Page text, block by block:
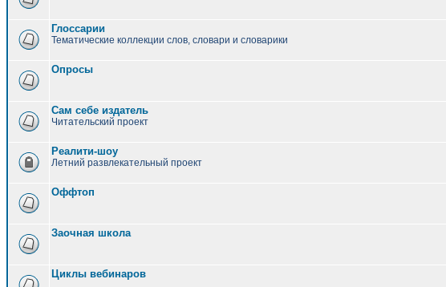
Глоссарии
Тематические коллекции слов, словари и словарики
Опросы
Сам себе издатель
Читательский проект
Реалити-шоу
Летний развлекательный проект
Оффтоп
Заочная школа
Циклы вебинаров